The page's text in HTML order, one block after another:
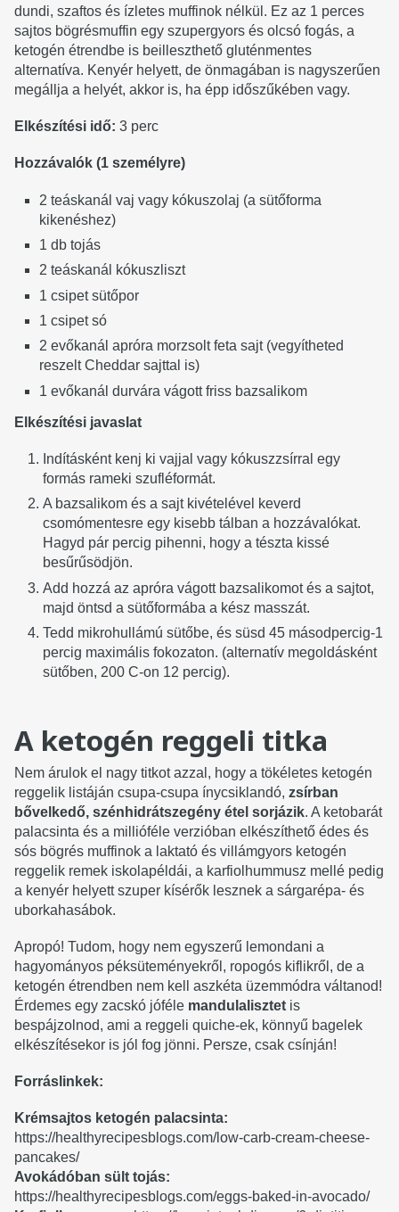
dundi, szaftos és ízletes muffinok nélkül. Ez az 1 perces
sajtos bögrésmuffin egy szupergyors és olcsó fogás, a
ketogén étrendbe is beilleszthető gluténmentes
alternatíva. Kenyér helyett, de önmagában is nagyszerűen
megállja a helyét, akkor is, ha épp időszűkében vagy.
Elkészítési idő: 3 perc
Hozzávalók (1 személyre)
2 teáskanál vaj vagy kókuszolaj (a sütőforma
kikenéshez)
1 db tojás
2 teáskanál kókuszliszt
1 csipet sütőpor
1 csipet só
2 evőkanál apróra morzsolt feta sajt (vegyítheted
reszelt Cheddar sajttal is)
1 evőkanál durvára vágott friss bazsalikom
Elkészítési javaslat
Indításként kenj ki vajjal vagy kókuszzsírral egy
formás rameki szufléformát.
A bazsalikom és a sajt kivételével keverd
csomómentesre egy kisebb tálban a hozzávalókat.
Hagyd pár percig pihenni, hogy a tészta kissé
besűrűsödjön.
Add hozzá az apróra vágott bazsalikomot és a sajtot,
majd öntsd a sütőformába a kész masszát.
Tedd mikrohullámú sütőbe, és süsd 45 másodpercig-1
percig maximális fokozaton. (alternatív megoldásként
sütőben, 200 C-on 12 percig).
A ketogén reggeli titka
Nem árulok el nagy titkot azzal, hogy a tökéletes ketogén
reggelik listáján csupa-csupa ínycsiklandó,zsírban
bővelkedő, szénhidrátszegény étel sorjázik. A ketobarát
palacsinta és a millióféle verzióban elkészíthető édes és
sós bögrés muffinok a laktató és villámgyors ketogén
reggelik remek iskolapéldái, a karfiolhummusz mellé pedig
a kenyér helyett szuper kísérők lesznek a sárgarépa- és
uborkahasábok.
Apropó! Tudom, hogy nem egyszerű lemondani a
hagyományos péksüteményekről, ropogós kiflikről, de a
ketogén étrendben nem kell aszkéta üzemmódra váltanod!
Érdemes egy zacskó jóféle mandulalisztet is
bespájzolnod, ami a reggeli quiche-ek, könnyű bagelek
elkészítésekor is jól fog jönni. Persze, csak csínján!
Forráslinkek:
Krémsajtos ketogén palacsinta:
https://healthyrecipesblogs.com/low-carb-cream-cheese-
pancakes/
Avokádóban sült tojás:
https://healthyrecipesblogs.com/eggs-baked-in-avocado/